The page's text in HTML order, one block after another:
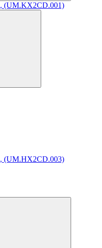
(UM.KX2CD.001)
(UM.HX2CD.003)